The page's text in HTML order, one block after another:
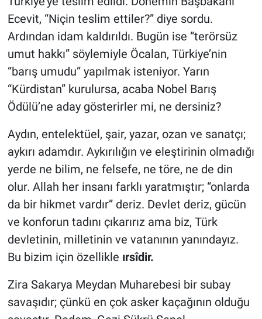
Ecevit, “Niçin teslim ettiler?” diye sordu.
Ardından idam kaldırıldı. Bugün ise “terörsüz
umut hakkı” söylemiyle Öcalan, Türkiye’nin
“barış umudu” yapılmak isteniyor. Yarın
“Kürdistan” kurulursa, acaba Nobel Barış
Ödülü’ne aday gösterirler mi, ne dersiniz?
Aydın, entelektüel, şair, yazar, ozan ve sanatçı;
aykırı adamdır. Aykırılığın ve eleştirinin olmadığı
yerde ne bilim, ne felsefe, ne töre, ne de din
olur. Allah her insanı farklı yaratmıştır; “onlarda
da bir hikmet vardır” deriz. Devlet deriz, gücün
ve konforun tadını çıkarırız ama biz, Türk
devletinin, milletinin ve vatanının yanındayız.
Bu bizim için özellikle ırsîdir.
Zira Sakarya Meydan Muharebesi bir subay
savaşıdır; çünkü en çok asker kaçağının olduğu